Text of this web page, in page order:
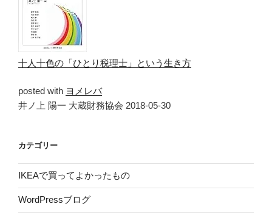
十人十色の「ひとり税理士」という生き方
posted with ヨメレバ
井ノ上 陽一 大蔵財務協会 2018-05-30
カテゴリー
IKEAで買ってよかったもの
WordPressブログ